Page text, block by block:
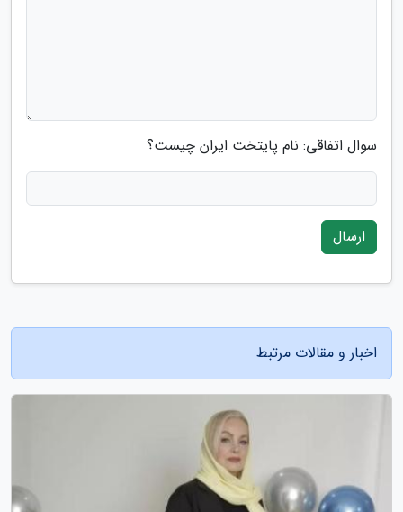
سوال اتفاقی: نام پایتخت ایران چیست؟
ارسال
اخبار و مقالات مرتبط